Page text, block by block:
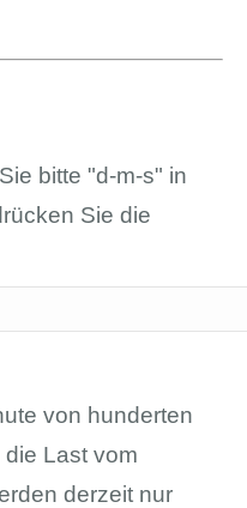
bitte "d-m-s" in
Sie die
von hunderten
Last vom
derzeit nur